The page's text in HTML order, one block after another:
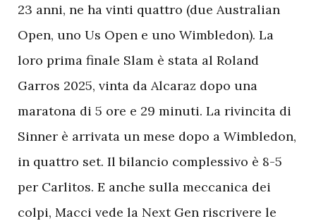
23 anni, ne ha vinti quattro (due Australian
Open, uno Us Open e uno Wimbledon). La
loro prima finale Slam è stata al Roland
Garros 2025, vinta da Alcaraz dopo una
maratona di 5 ore e 29 minuti. La rivincita di
Sinner è arrivata un mese dopo a Wimbledon,
in quattro set. Il bilancio complessivo è 8-5
per Carlitos. E anche sulla meccanica dei
colpi, Macci vede la Next Gen riscrivere le